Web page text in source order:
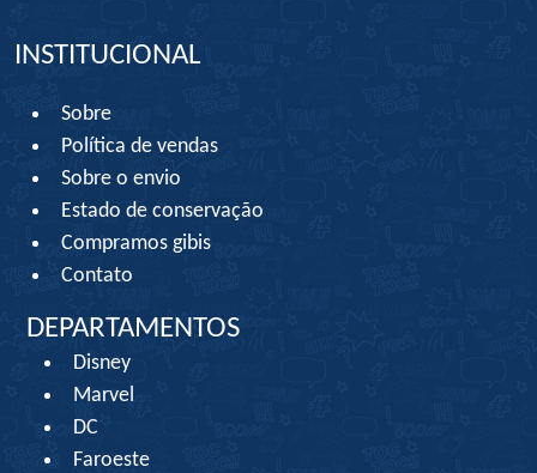
INSTITUCIONAL
Sobre
Política de vendas
Sobre o envio
Estado de conservação
Compramos gibis
Contato
DEPARTAMENTOS
Disney
Marvel
DC
Faroeste